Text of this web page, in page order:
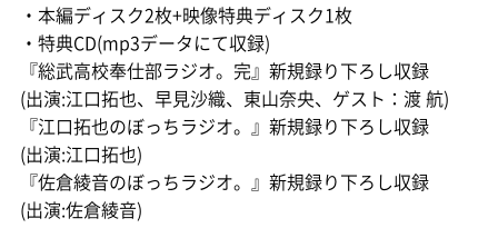
・本編ディスク2枚+映像特典ディスク1枚
・特典CD(mp3データにて収録)
『総武高校奉仕部ラジオ。完』新規録り下ろし収録
(出演:江口拓也、早見沙織、東山奈央、ゲスト：渡 航)
『江口拓也のぼっちラジオ。』新規録り下ろし収録
(出演:江口拓也)
『佐倉綾音のぼっちラジオ。』新規録り下ろし収録
(出演:佐倉綾音)